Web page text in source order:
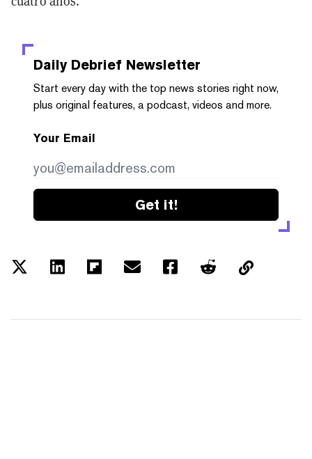
Daily Debrief Newsletter
Start every day with the top news stories right now,
plus original features, a podcast, videos and more.
Your Email
Get it!